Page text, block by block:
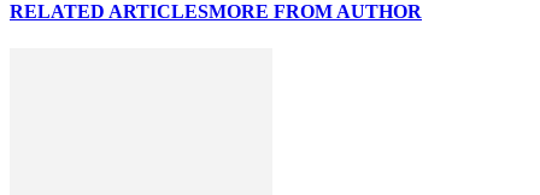
RELATED ARTICLESMORE FROM AUTHOR